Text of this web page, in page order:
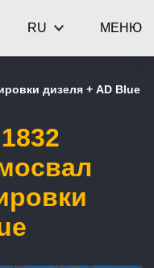
МЕНЮ
RU
дизеля + AD Blue